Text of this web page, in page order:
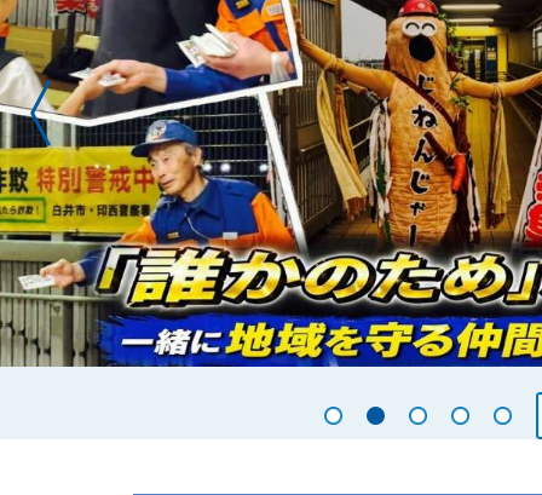
前のスライドを表示
の
ス
ラ
イ
ド
1枚目のスライドを表示
2枚目のスライドを表
3枚目のスライ
4枚目の